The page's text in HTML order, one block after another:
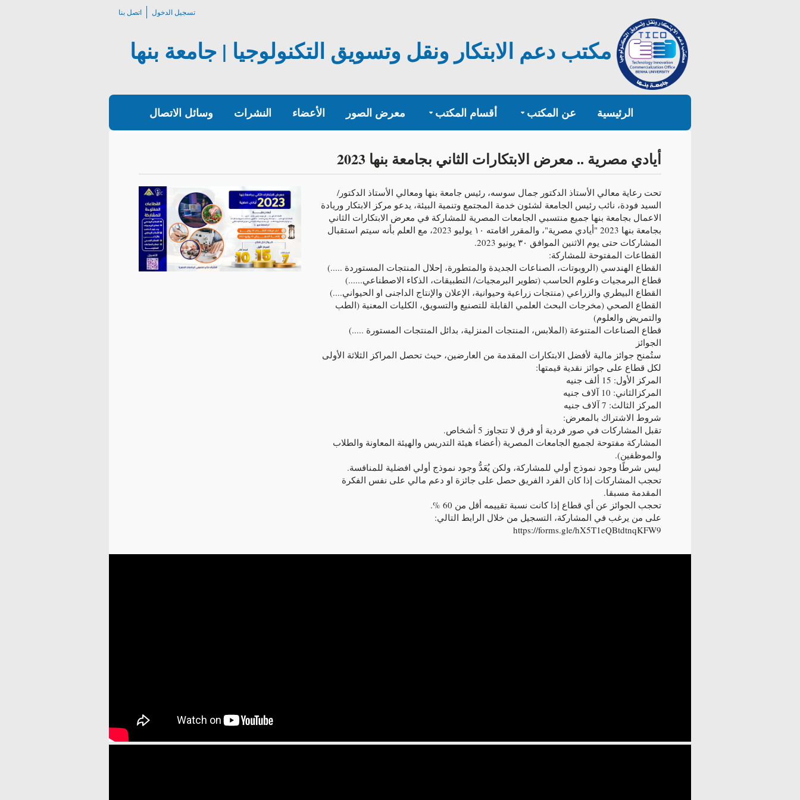
تسجيل الدخول اتصل بنا
مكتب دعم الابتكار ونقل وتسويق التكنولوجيا | جامعة بنها
الرئيسية عن المكتب أقسام المكتب معرض الصور الأعضاء النشرات وسائل الاتصال
أيادي مصرية .. معرض الابتكارات الثاني بجامعة بنها 2023
تحت رعاية معالي الأستاذ الدكتور جمال سوسه، رئيس جامعة بنها ومعالي الأستاذ الدكتور/
السيد فودة، نائب رئيس الجامعة لشئون خدمة المجتمع وتنمية البيئة، يدعو مركز الابتكار وريادة
الاعمال بجامعة بنها جميع منتسبي الجامعات المصرية للمشاركة في معرض الابتكارات الثاني
بجامعة بنها 2023 "أيادي مصرية"، والمقرر اقامته ١٠ يوليو 2023، مع العلم بأنه سيتم استقبال
المشاركات حتى يوم الاثنين الموافق ٣٠ يونيو 2023.
القطاعات المفتوحة للمشاركة:
القطاع الهندسي (الروبوتات، الصناعات الجديدة والمتطورة، إحلال المنتجات المستوردة .....)
قطاع البرمجيات وعلوم الحاسب (تطوير البرمجيات/ التطبيقات، الذكاء الاصطناعي......)
القطاع البيطري والزراعي (منتجات زراعية وحيوانية، الإعلان والإنتاج الداجنى او الحيواني....)
القطاع الصحي (مخرجات البحث العلمي القابلة للتصنيع والتسويق، الكليات المعنية (الطب
والتمريض والعلوم)
قطاع الصناعات المتنوعة (الملابس، المنتجات المنزلية، بدائل المنتجات المستورة .....)
الجوائز
ستُمنح جوائز مالية لأفضل الابتكارات المقدمة من العارضين، حيث تحصل المراكز الثلاثة الأولى
لكل قطاع على جوائز نقدية قيمتها:
المركز الأول: 15 ألف جنيه
المركزالثاني: 10 آلاف جنيه
المركز الثالث: 7 آلاف جنيه
شروط الاشتراك بالمعرض:
تقبل المشاركات في صور فردية أو فرق لا تتجاوز 5 أشخاص.
المشاركة مفتوحة لجميع الجامعات المصرية (أعضاء هيئة التدريس والهيئة المعاونة والطلاب
والموظفين).
ليس شرطًا وجود نموذج أولي للمشاركة، ولكن يُعَدُّ وجود نموذج أولي افضلية للمنافسة.
تحجب المشاركات إذا كان الفرد الفريق حصل على جائزة او دعم مالي على نفس الفكرة
المقدمة مسبقا.
تحجب الجوائز عن أي قطاع إذا كانت نسبة تقييمه أقل من 60 %.
على من يرغب في المشاركة، التسجيل من خلال الرابط التالي:
https://forms.gle/hX5T1eQBtdtnqKFW9